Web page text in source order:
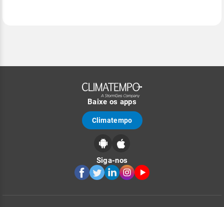
Baixe os apps
Climatempo
Siga-nos